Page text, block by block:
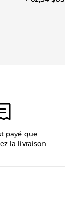
payé que
la livraison